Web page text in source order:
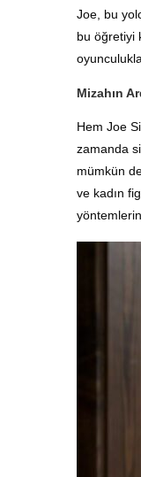
Joe, bu
bu öğretiyi
Mizahın
Hem Joe
zamanda
mümkün
ve kadın